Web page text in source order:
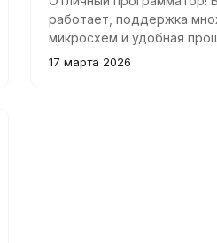
работает, поддержка
микросхем и удобная
Удобно подключать через
17 марта 2026